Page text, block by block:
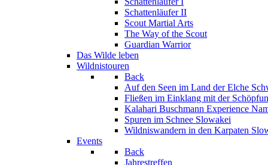
Schattenläufer II
Scout Martial Arts
The Way of the Scout
Guardian Warrior
Das Wilde leben
Wildnistouren
Back
Auf den Seen im Land der Elche
Fließen im Einklang mit der
Kalahari Buschmann Experience
Spuren im Schnee Slowakei
Wildniswandern in den Karpaten
Events
Back
Jahrestreffen